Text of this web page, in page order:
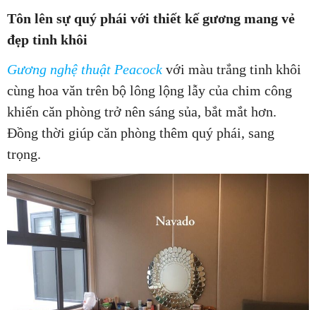
Tôn lên sự quý phái với thiết kế gương mang vẻ
đẹp tinh khôi
Gương nghệ thuật Peacock với màu trắng tinh khôi
cùng hoa văn trên bộ lông lộng lẫy của chim công
khiến căn phòng trở nên sáng sủa, bắt mắt hơn.
Đồng thời giúp căn phòng thêm quý phái, sang
trọng.